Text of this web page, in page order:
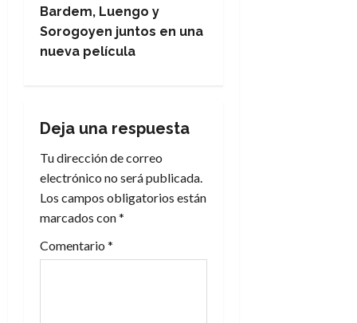
e
g
c
i
ó
n
d
Bardem, Luengo y
Sorogoyen juntos en una
nueva película
Deja una respuesta
Tu dirección de correo
electrónico no será publicada.
Los campos obligatorios están
marcados con*
Comentario *